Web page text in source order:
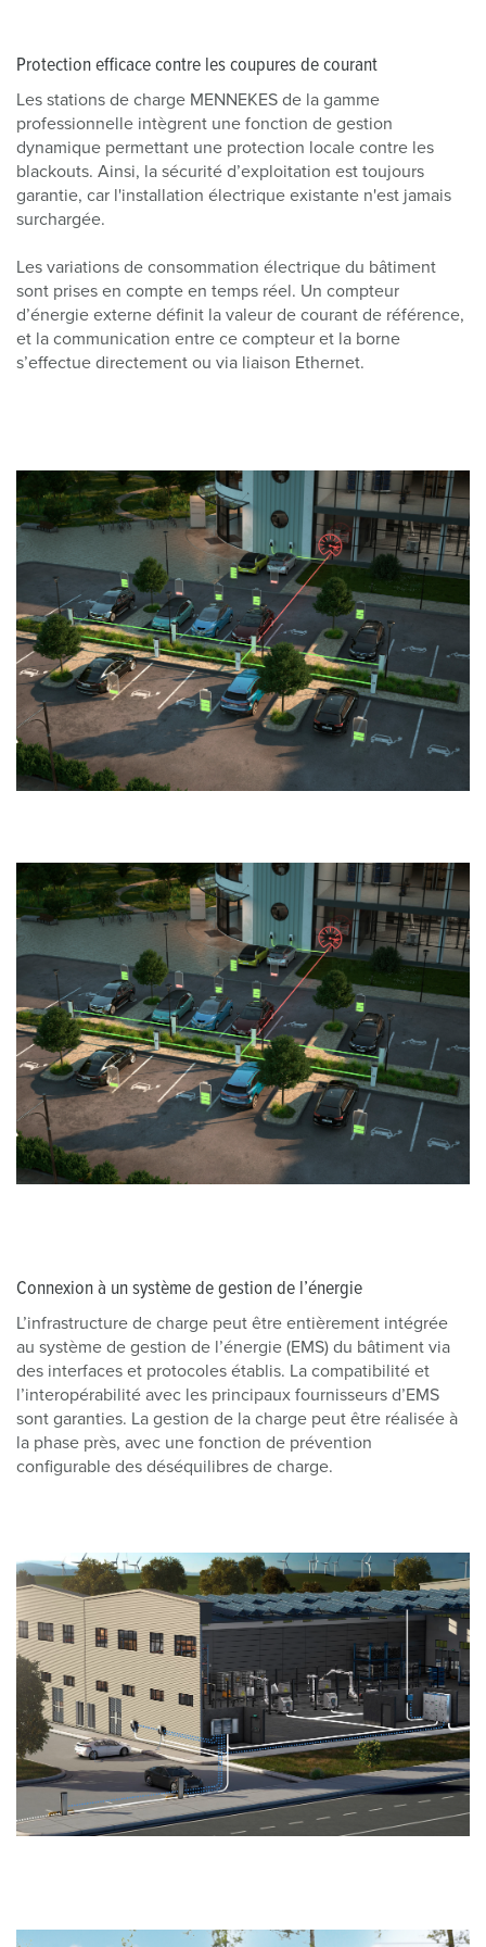
Protection efficace contre les coupures de courant
Les stations de charge MENNEKES de la gamme
professionnelle intègrent une fonction de gestion
dynamique permettant une protection locale contre les
blackouts. Ainsi, la sécurité d’exploitation est toujours
garantie, car l'installation électrique existante n'est jamais
surchargée.
Les variations de consommation électrique du bâtiment
sont prises en compte en temps réel. Un compteur
d’énergie externe définit la valeur de courant de référence,
et la communication entre ce compteur et la borne
s’effectue directement ou via liaison Ethernet.
Connexion à un système de gestion de l’énergie
L’infrastructure de charge peut être entièrement intégrée
au système de gestion de l’énergie (EMS) du bâtiment via
des interfaces et protocoles établis. La compatibilité et
l’interopérabilité avec les principaux fournisseurs d’EMS
sont garanties. La gestion de la charge peut être réalisée à
la phase près, avec une fonction de prévention
configurable des déséquilibres de charge.